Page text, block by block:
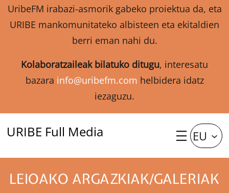
UribeFM irabazi-asmorik gabeko proiektua da, eta
URIBE mankomunitateko albisteen eta ekitaldien
berri eman nahi du.
Kolaboratzaileak bilatuko ditugu, interesatu
bazara info@uribefm.com helbidera idatz
iezaguzu.
URIBE Full Media EU
LEIOAKO ARGAZKIAK/GALERIAK